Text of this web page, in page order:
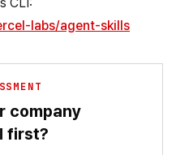
labs/agent-skills
company
first?